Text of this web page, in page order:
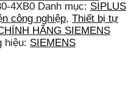
4XB0 Danh mục: SIPLUS
công nghiệp, Thiết bị tự
HÃNG SIEMENS
hiệu: SIEMENS